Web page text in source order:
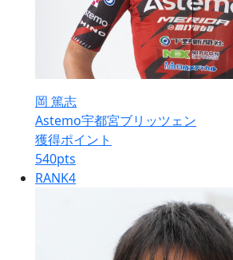
岡 篤志
Astemo宇都宮ブリッツェン
獲得ポイント
540pts
RANK4